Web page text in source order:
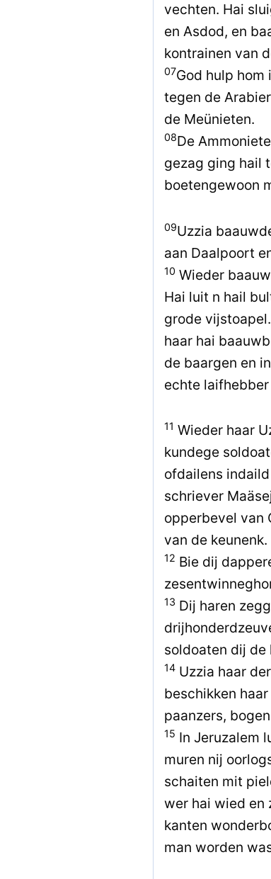
vechten. Hai
en Asdod, en
kontrainen van
07God hulp hom
tegen de
de Meünieten.
08De
gezag ging hail
boetengewoon
09Uzzia
aan Daalpoort
10 Wieder
Hai luit n hail
grode
haar hai
de baargen en
echte
11 Wieder haar
kundege
ofdailens
schriever
opperbevel van
van de keunenk.
12 Bie dij
13 Dij haren
soldoaten dij de
14 Uzzia haar
beschikken
paanzers,
15 In Jeruzalem
muren nij
schaiten mit
wer hai wied en
kanten
man worden